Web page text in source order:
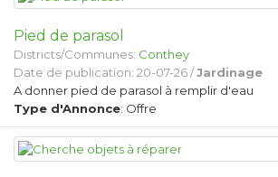
Pied de parasol
Districts/Communes: Conthey
Date de publication: 20-07-26 /Jardinage
A donner pied de parasol à remplir d'eau
Type d'Annonce: Offre